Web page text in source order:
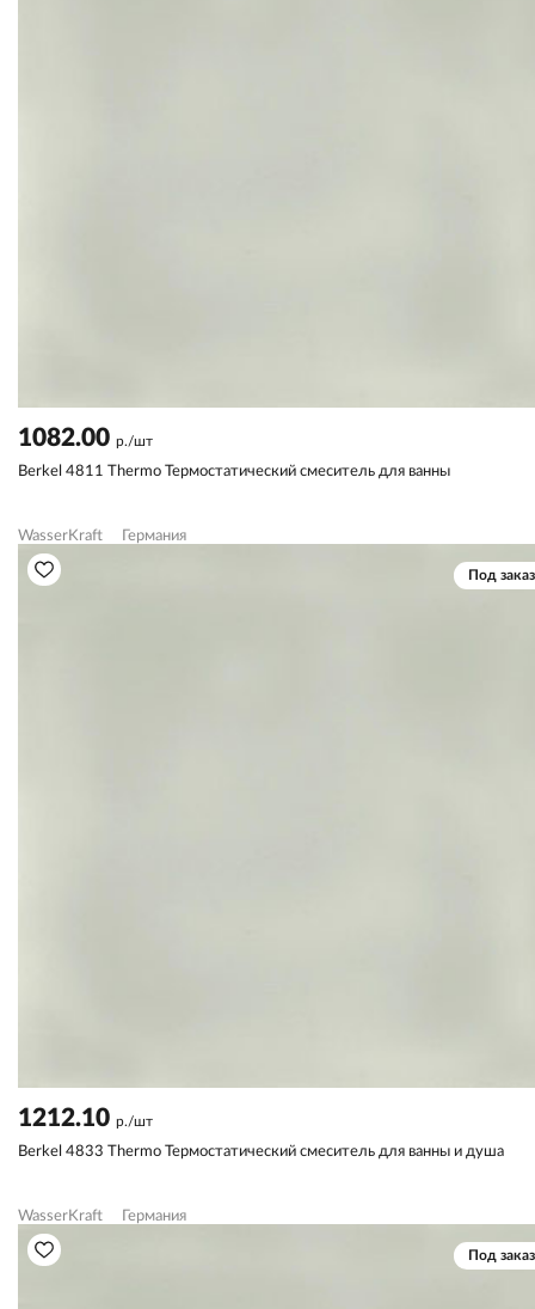
1082.00 р./шт
Berkel 4811 Thermo Термостатический смеситель для ванны
WasserKraft Германия
Под заказ
1212.10 р./шт
Berkel 4833 Thermo Термостатический смеситель для ванны и душа
WasserKraft Германия
Под заказ